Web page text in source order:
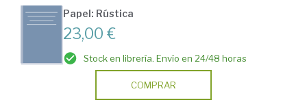
Papel: Rústica
23,00 €
Stock en librería. Envío en 24/48 horas
COMPRAR